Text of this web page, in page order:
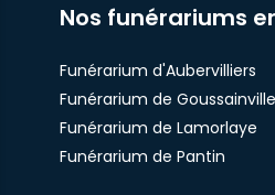
Nos funérariums
Funérarium d'Aubervilliers
Funérarium de Goussainville
Funérarium de Lamorlaye
Funérarium de Pantin